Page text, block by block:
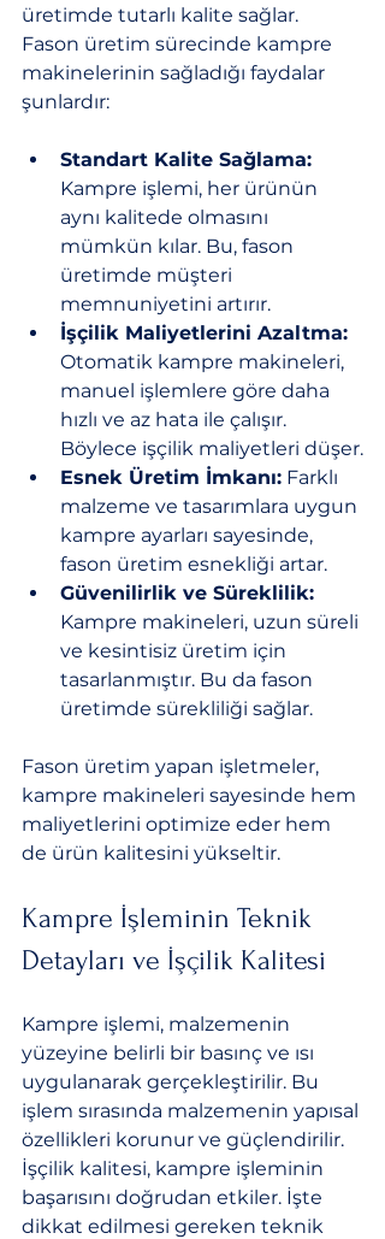
üretimde tutarlı kalite sağlar.
Fason üretim sürecinde kampre
makinelerinin sağladığı faydalar
şunlardır:
Standart Kalite Sağlama:
Kampre işlemi, her ürünün
aynı kalitede olmasını
mümkün kılar. Bu, fason
üretimde müşteri
memnuniyetini artırır.
İşçilik Maliyetlerini Azaltma:
Otomatik kampre makineleri,
manuel işlemlere göre daha
hızlı ve az hata ile çalışır.
Böylece işçilik maliyetleri düşer.
Esnek Üretim İmkanı: Farklı
malzeme ve tasarımlara uygun
kampre ayarları sayesinde,
fason üretim esnekliği artar.
Güvenilirlik ve Süreklilik:
Kampre makineleri, uzun süreli
ve kesintisiz üretim için
tasarlanmıştır. Bu da fason
üretimde sürekliliği sağlar.
Fason üretim yapan işletmeler,
kampre makineleri sayesinde hem
maliyetlerini optimize eder hem
de ürün kalitesini yükseltir.
Kampre İşleminin Teknik
Detayları ve İşçilik Kalitesi
Kampre işlemi, malzemenin
yüzeyine belirli bir basınç ve ısı
uygulanarak gerçekleştirilir. Bu
işlem sırasında malzemenin yapısal
özellikleri korunur ve güçlendirilir.
İşçilik kalitesi, kampre işleminin
başarısını doğrudan etkiler. İşte
dikkat edilmesi gereken teknik